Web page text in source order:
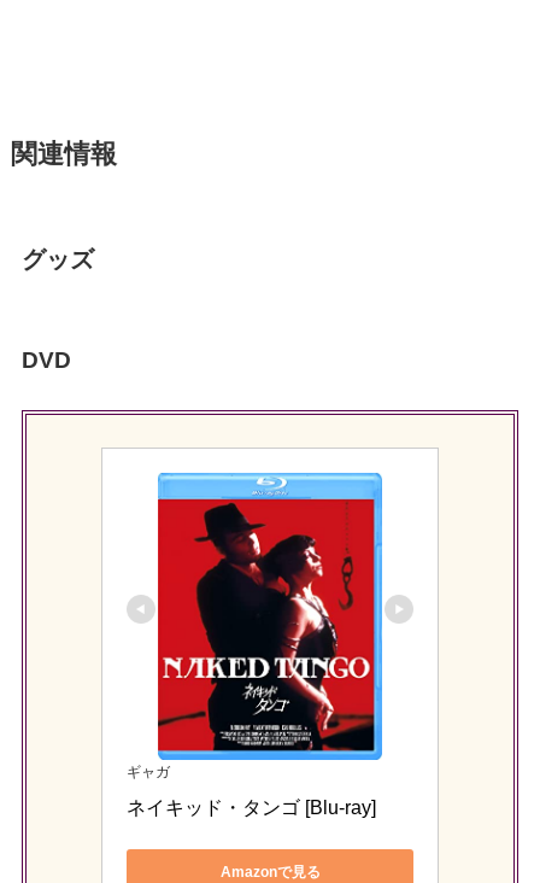
関連情報
グッズ
DVD
ギャガ
ネイキッド・タンゴ [Blu-ray]
Amazonで見る